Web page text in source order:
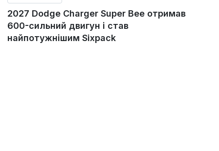
2027 Dodge Charger Super Bee отримав
600-сильний двигун і став
найпотужнішим Sixpack